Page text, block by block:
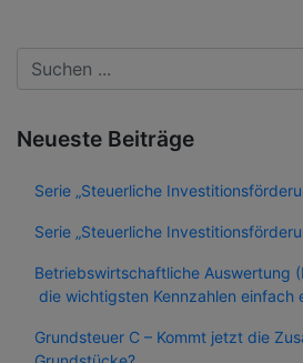
Neueste Beiträge
Serie „Steuerliche
Serie „Steuerliche
Betriebswirtschaftliche Auswertung
die wichtigsten Kennzahlen einfach
Grundsteuer C – Kommt jetzt die